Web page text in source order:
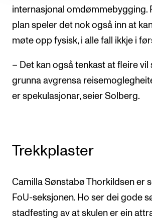
internasjonal omdømmebygging.
plan speler det nok også inn at
møte opp fysisk, i alle fall ikkje i
– Det kan også tenkast at fleire vil
grunna avgrensa
er spekulasjonar, seier Solberg.
Trekkplaster
Camilla Sønstabø Thorkildsen er
FoU-seksjonen. Ho ser dei gode
stadfesting av at skulen er ein